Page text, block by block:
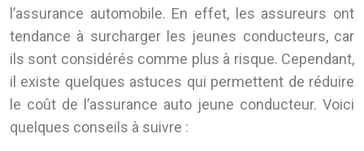
l’assurance automobile. En effet, les assureurs ont
tendance à surcharger les jeunes conducteurs, car
ils sont considérés comme plus à risque. Cependant,
il existe quelques astuces qui permettent de réduire
le coût de l’assurance auto jeune conducteur. Voici
quelques conseils à suivre :